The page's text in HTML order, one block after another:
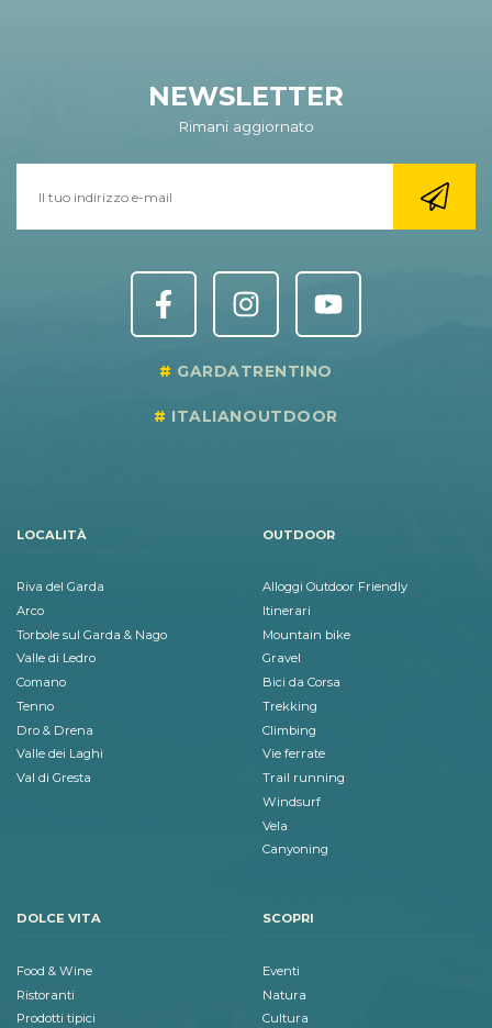
NEWSLETTER
Rimani aggiornato
GARDATRENTINO
ITALIANOUTDOOR
LOCALITÀ
Riva del Garda
Arco
Torbole sul Garda & Nago
Valle di Ledro
Comano
Tenno
Dro & Drena
Valle dei Laghi
Val di Gresta
OUTDOOR
Alloggi Outdoor Friendly
Itinerari
Mountain bike
Gravel
Bici da Corsa
Trekking
Climbing
Vie ferrate
Trail running
Windsurf
Vela
Canyoning
DOLCE VITA
Food & Wine
Ristoranti
Prodotti tipici
SCOPRI
Eventi
Natura
Cultura